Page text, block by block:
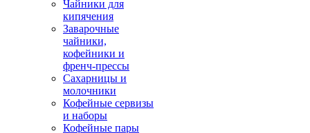
Чайники для
кипячения
Заварочные
чайники,
кофейники и
френч-прессы
Сахарницы и
молочники
Кофейные сервизы
и наборы
Кофейные пары